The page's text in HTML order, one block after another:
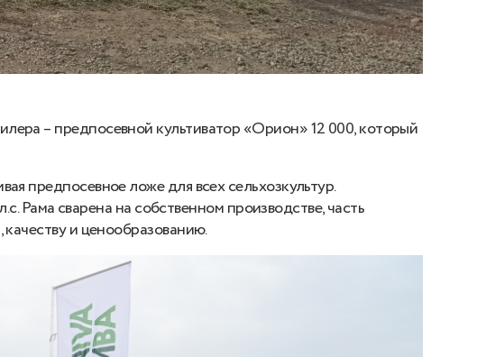
– предпосевной культиватор «Орион» 12 000, который
предпосевное ложе для всех сельхозкультур.
Рама сварена на собственном производстве, часть
и ценообразованию.